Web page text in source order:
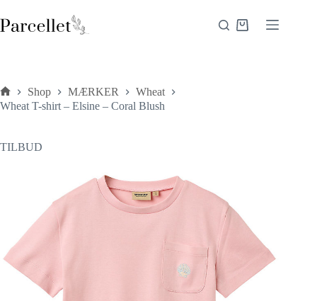
til
indhold
Indkøbskurv
Forside
Shop MÆRKER
Wheat
Wheat T-shirt – Elsine – Coral Blush
TILBUD